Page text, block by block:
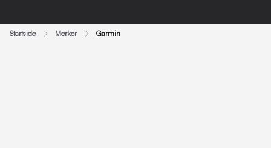
Startside Merker Garmin